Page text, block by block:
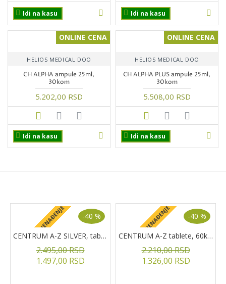
Idi na kasu Idi na kasu
ONLINE CENA
HELIOS MEDICAL DOO
CH ALPHA ampule 25ml,
30kom
5.202,00 RSD
Idi na kasu
ONLINE CENA
HELIOS MEDICAL DOO
CH ALPHA PLUS ampule 25ml,
30kom
5.508,00 RSD
Idi na kasu
+ POKLON IZNENAĐENJE -40 %
CENTRUM A-Z SILVER, tablete, 60kom.
1.497,00 RSD
2.495,00 RSD + POKLON IZNENAĐENJE -40 %
CENTRUM A-Z tablete, 60kom
1.326,00 RSD
2.210,00 RSD